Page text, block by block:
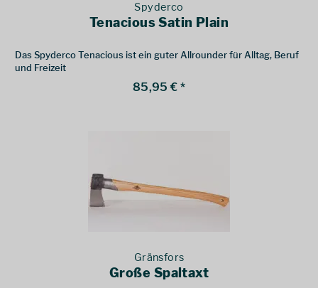
Spyderco
Tenacious Satin Plain
Das Spyderco Tenacious ist ein guter Allrounder für Alltag, Beruf
und Freizeit
85,95 € *
Gränsfors
Große Spaltaxt